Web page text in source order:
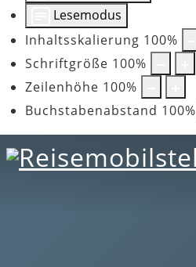
Lesemodus
Inhaltsskalierung 100%
Schriftgröße 100%
Zeilenhöhe 100%
Buchstabenabstand 100%